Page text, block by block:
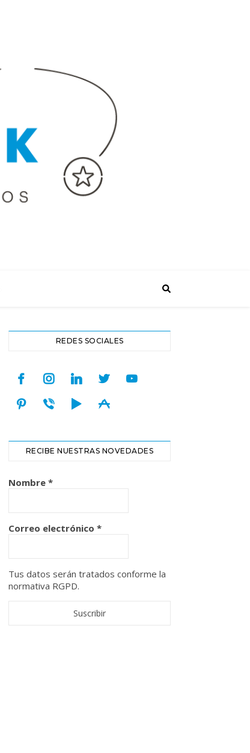
REDES SOCIALES
facebookinstagramlinkedintwitteryoutube
pinterest
viber play appstore
RECIBE NUESTRAS NOVEDADES
Nombre *
Correo electrónico *
Tus datos serán tratados conforme la
normativa RGPD.